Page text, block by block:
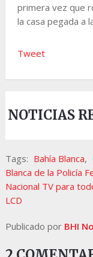
primera vez que
la casa pegada a
Tweet
NOTICIAS
Tags: Bahía Blanca,
Blanca de la Policía
Nacional TV para
LCD
Publicado por BHI